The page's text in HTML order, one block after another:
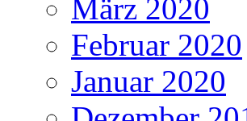
März 2020
Februar 2020
Januar 2020